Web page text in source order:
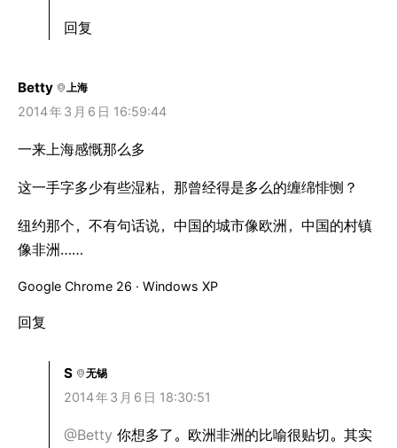
回复
Betty 上海
2014年3 月 6 日 16:59:44
一来上海感慨那么多
这一手字多少有些湿粘，那曾经得是多么的缠绵悱恻？
纽约那个，不有句话说，中国的城市像欧洲，中国的村镇
像非洲……
Google Chrome 26 · Windows XP
回复
S 无锡
2014年3 月 6 日 18:30:51
@Betty 你想多了。欧洲非洲的比喻很贴切。其实